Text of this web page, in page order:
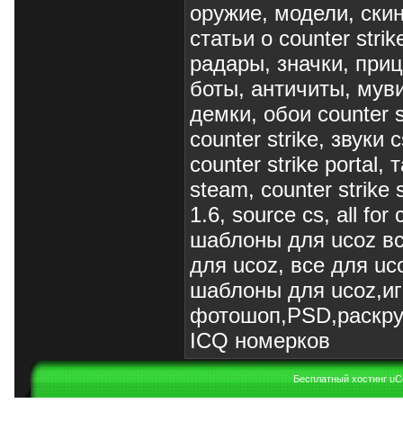
оружие, модели,
статьи о counter
радары, значки,
боты, античиты,
демки, обои counter
counter strike, звуки
counter strike portal,
steam, counter strike
1.6, source cs, all for
шаблоны для ucoz
для ucoz, все для
шаблоны для
ICQ номерков
Бесплатный хостинг